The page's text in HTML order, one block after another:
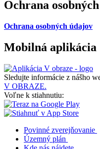
Ochrana
Ochrana osobných údajov
Mobilná aplikácia
Sledujte informácie z nášho
V OBRAZE.
Voľne k stiahnutiu:
Povinné zverejňovanie
Územný plán